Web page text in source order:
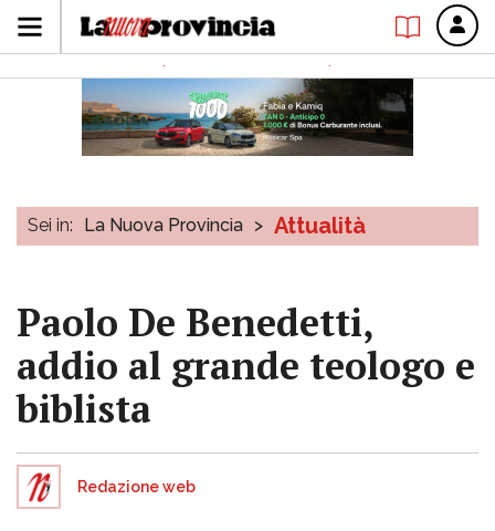
Sei in: La Nuova Provincia > Attualità
Paolo De Benedetti,
addio al grande teologo e
biblista
Redazione web